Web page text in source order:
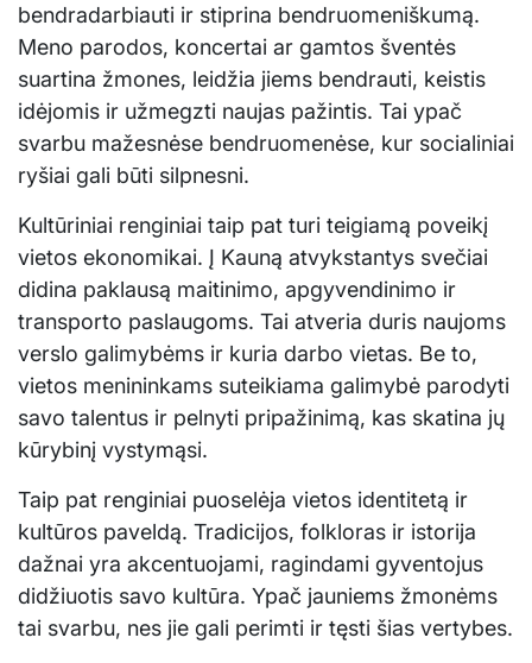
bendradarbiauti ir stiprina bendruomeniškumą.
Meno parodos, koncertai ar gamtos šventės
suartina žmones, leidžia jiems bendrauti, keistis
idėjomis ir užmegzti naujas pažintis. Tai ypač
svarbu mažesnėse bendruomenėse, kur socialiniai
ryšiai gali būti silpnesni.
Kultūriniai renginiai taip pat turi teigiamą poveikį
vietos ekonomikai. Į Kauną atvykstantys svečiai
didina paklausą maitinimo, apgyvendinimo ir
transporto paslaugoms. Tai atveria duris naujoms
verslo galimybėms ir kuria darbo vietas. Be to,
vietos menininkams suteikiama galimybė parodyti
savo talentus ir pelnyti pripažinimą, kas skatina jų
kūrybinį vystymąsi.
Taip pat renginiai puoselėja vietos identitetą ir
kultūros paveldą. Tradicijos, folkloras ir istorija
dažnai yra akcentuojami, ragindami gyventojus
didžiuotis savo kultūra. Ypač jauniems žmonėms
tai svarbu, nes jie gali perimti ir tęsti šias vertybes.